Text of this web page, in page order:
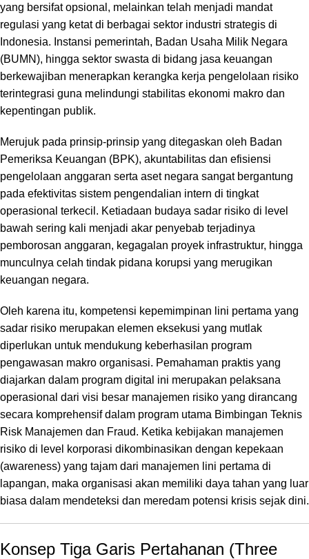
yang bersifat opsional, melainkan telah menjadi mandat
regulasi yang ketat di berbagai sektor industri strategis di
Indonesia. Instansi pemerintah, Badan Usaha Milik Negara
(BUMN), hingga sektor swasta di bidang jasa keuangan
berkewajiban menerapkan kerangka kerja pengelolaan risiko
terintegrasi guna melindungi stabilitas ekonomi makro dan
kepentingan publik.
Merujuk pada prinsip-prinsip yang ditegaskan oleh Badan
Pemeriksa Keuangan (BPK), akuntabilitas dan efisiensi
pengelolaan anggaran serta aset negara sangat bergantung
pada efektivitas sistem pengendalian intern di tingkat
operasional terkecil. Ketiadaan budaya sadar risiko di level
bawah sering kali menjadi akar penyebab terjadinya
pemborosan anggaran, kegagalan proyek infrastruktur, hingga
munculnya celah tindak pidana korupsi yang merugikan
keuangan negara.
Oleh karena itu, kompetensi kepemimpinan lini pertama yang
sadar risiko merupakan elemen eksekusi yang mutlak
diperlukan untuk mendukung keberhasilan program
pengawasan makro organisasi. Pemahaman praktis yang
diajarkan dalam program digital ini merupakan pelaksana
operasional dari visi besar manajemen risiko yang dirancang
secara komprehensif dalam program utama Bimbingan Teknis
Risk Manajemen dan Fraud. Ketika kebijakan manajemen
risiko di level korporasi dikombinasikan dengan kepekaan
(awareness) yang tajam dari manajemen lini pertama di
lapangan, maka organisasi akan memiliki daya tahan yang luar
biasa dalam mendeteksi dan meredam potensi krisis sejak dini.
Konsep Tiga Garis Pertahanan (Three